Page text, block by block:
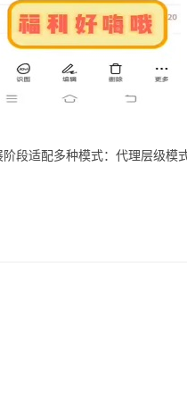
段适配多种模式：代理层级模